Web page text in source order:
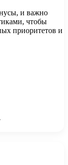
и важно
чтобы
приоритетов и